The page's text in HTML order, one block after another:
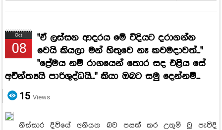
Oct
08
"ඒ ලස්සන ආදරය මේ විදියට දරාගන්න
වෙයි කියලා මන් හිතුවෙ නෑ කවමදාවත්..."
"ප්‍රේමය නම් රාගයෙන් තොර සද එළිය සේ
අචින්ත්‍යයි පාරිශුද්ධයි..." කියා ඔබට සමු දෙන්නම්...
15 Views
නිස්සාර දිවියේ අනියත බව පසක් කර උතුම් වූ පැවිදි